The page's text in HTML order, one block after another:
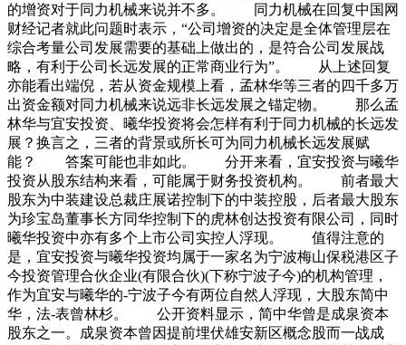
的增资对于同力机械来说并不多。 同力机械在回复中国网
财经记者就此问题时表示，“公司增资的决定是全体管理层在
综合考量公司发展需要的基础上做出的，是符合公司发展战
略，有利于公司长远发展的正常商业行为”。 从上述回复
亦能看出端倪，若从资金规模上看，孟林华等三者的四千多万
出资金额对同力机械来说远非长远发展之锚定物。 那么孟
林华与宜安投资、曦华投资将会怎样有利于同力机械的长远发
展？换言之，三者的背景或所长可为同力机械长远发展赋
能？ 答案可能也非如此。 分开来看，宜安投资与曦华
投资从股东结构来看，可能属于财务投资机构。 前者最大
股东为中装建设总裁庄展诺控制下的中装控股，后者最大股东
为珍宝岛董事长方同华控制下的虎林创达投资有限公司，同时
曦华投资中亦有多个上市公司实控人浮现。 值得注意的
是，宜安投资与曦华投资均属于一家名为宁波梅山保税港区子
今投资管理合伙企业(有限合伙)(下称宁波子今)的机构管理，
作为宜安与曦华的-宁波子今有两位自然人浮现，大股东简中
华，法-表曾林杉。 公开资料显示，简中华曾是成泉资本
股东之一。成泉资本曾因提前埋伏雄安新区概念股而一战成